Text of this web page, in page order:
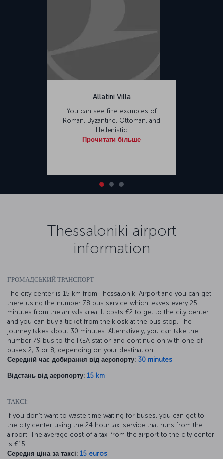
Allatini Villa
You can see fine examples of
Roman, Byzantine, Ottoman, and
Hellenistic
Прочитати більше
Thessaloniki airport
information
ГРОМАДСЬКИЙ ТРАНСПОРТ
The city center is 15 km from Thessaloniki Airport and you can get
there using the number 78 bus service which leaves every 25
minutes from the arrivals area. It costs €2 to get to the city center
and you can buy a ticket from the kiosk at the bus stop. The
journey takes about 30 minutes. Alternatively, you can take the
number 79 bus to the IKEA station and continue on with one of
buses 2, 3 or 8, depending on your destination.
Середній час добирання від аеропорту: 30 minutes
Відстань від аеропорту: 15 km
ТАКСІ:
If you don’t want to waste time waiting for buses, you can get to
the city center using the 24 hour taxi service that runs from the
airport. The average cost of a taxi from the airport to the city center
is €15.
Середня ціна за таксі: 15 euros